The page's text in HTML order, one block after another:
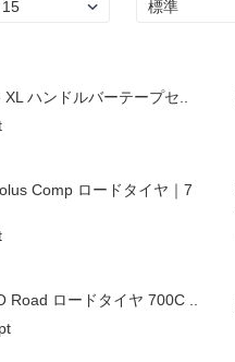
ハンドルバーテープセ..
Comp ロードタイヤ｜7
Road ロードタイヤ 700C ..